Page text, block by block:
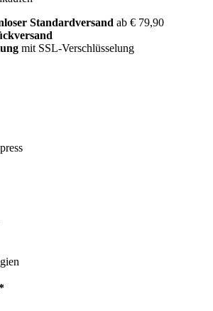
Standardversand ab € 79,90
mit SSL-Verschlüsselung